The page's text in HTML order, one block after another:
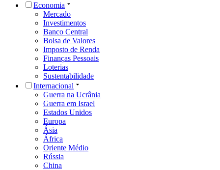
Economia
Mercado
Investimentos
Banco Central
Bolsa de Valores
Imposto de Renda
Finanças Pessoais
Loterias
Sustentabilidade
Internacional
Guerra na Ucrânia
Guerra em Israel
Estados Unidos
Europa
Ásia
África
Oriente Médio
Rússia
China